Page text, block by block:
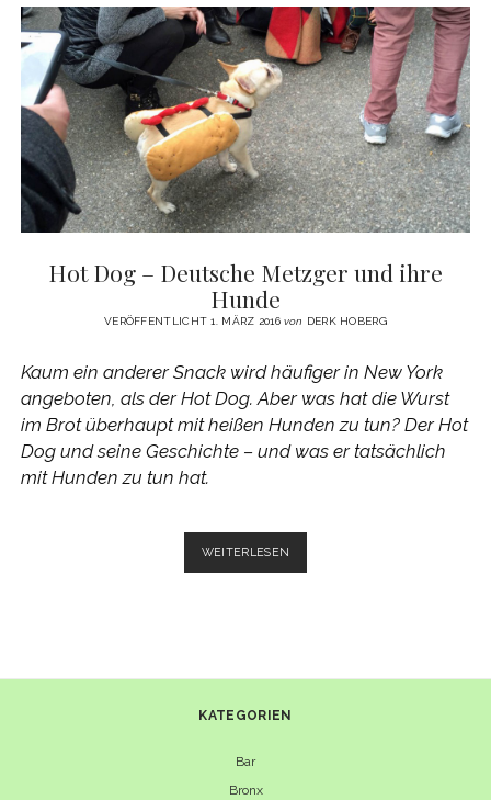
DER
BETRUNKENE
OPA
VON
DISNEY
LAND
Hot Dog – Deutsche Metzger und ihre
Hunde
VERÖFFENTLICHT 1. MÄRZ 2016von DERK HOBERG
Kaum ein anderer Snack wird häufiger in New York
angeboten, als der Hot Dog. Aber was hat die Wurst
im Brot überhaupt mit heißen Hunden zu tun? Der Hot
Dog und seine Geschichte – und was er tatsächlich
mit Hunden zu tun hat.
WEITERLESEN
DOG
IHRE
KATEGORIEN
Bar
Bronx